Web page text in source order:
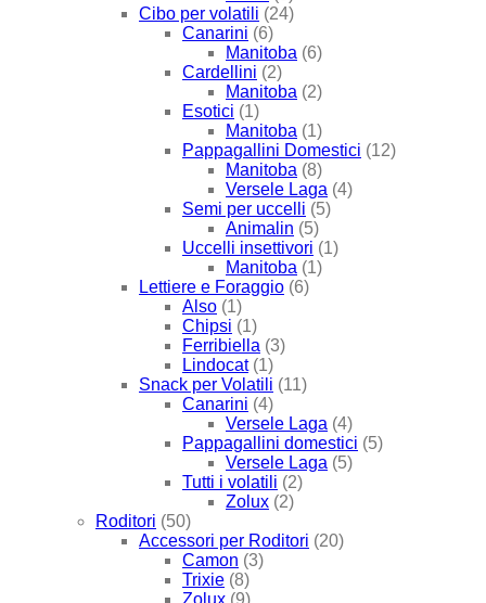
Cibo per volatili (24)
Canarini (6)
Manitoba (6)
Cardellini (2)
Manitoba (2)
Esotici (1)
Manitoba (1)
Pappagallini Domestici (12)
Manitoba (8)
Versele Laga (4)
Semi per uccelli (5)
Animalin (5)
Uccelli insettivori (1)
Manitoba (1)
Lettiere e Foraggio (6)
Also (1)
Chipsi (1)
Ferribiella (3)
Lindocat (1)
Snack per Volatili (11)
Canarini (4)
Versele Laga (4)
Pappagallini domestici (5)
Versele Laga (5)
Tutti i volatili (2)
Zolux (2)
Roditori (50)
Accessori per Roditori (20)
Camon (3)
Trixie (8)
Zolux (9)